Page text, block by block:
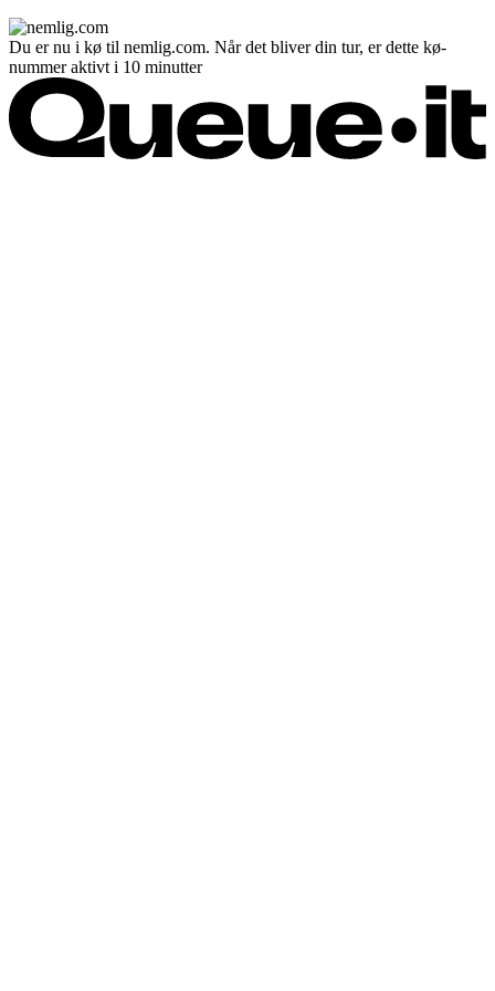
Du er nu i kø til nemlig.com. Når det bliver din tur, er dette kø-
nummer aktivt i 10 minutter